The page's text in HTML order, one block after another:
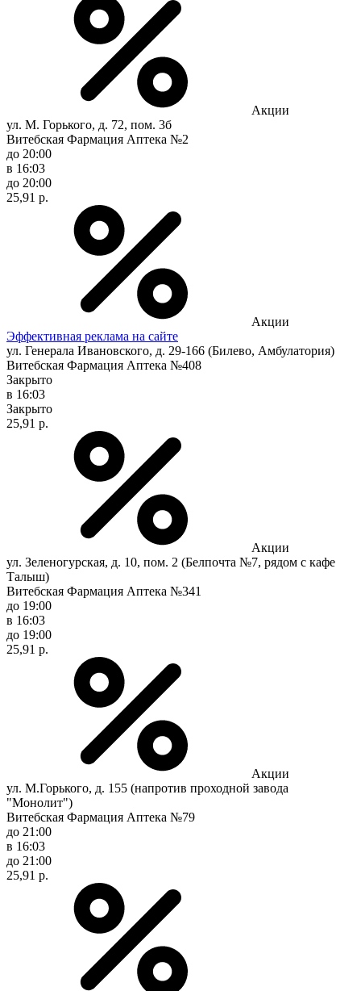
Акции
ул. М. Горького, д. 72, пом. 3б
Витебская Фармация Аптека №2
до 20:00
в 16:03
до 20:00
25,91 р.
Акции
Эффективная реклама на сайте
ул. Генерала Ивановского, д. 29-166 (Билево, Амбулатория)
Витебская Фармация Аптека №408
Закрыто
в 16:03
Закрыто
25,91 р.
Акции
ул. Зеленогурская, д. 10, пом. 2 (Белпочта №7, рядом с кафе
Талыш)
Витебская Фармация Аптека №341
до 19:00
в 16:03
до 19:00
25,91 р.
Акции
ул. М.Горького, д. 155 (напротив проходной завода
"Монолит")
Витебская Фармация Аптека №79
до 21:00
в 16:03
до 21:00
25,91 р.